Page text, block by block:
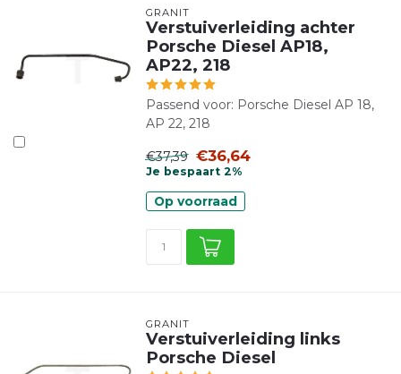
GRANIT
Verstuiverleiding achter
Porsche Diesel AP18,
AP22, 218
Passend voor: Porsche Diesel AP 18,
AP 22, 218
€37,39 €36,64
Je bespaart 2%
Op voorraad
GRANIT
Verstuiverleiding links
Porsche Diesel